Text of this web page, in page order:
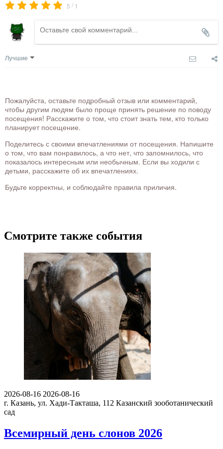
5 / 1
Лучшие
Пожалуйста, оставьте подробный отзыв или комментарий,
чтобы другим людям было проще принять решение по поводу
посещения! Расскажите о том, что стоит знать тем, кто только
планирует посещение.
Поделитесь с своими впечатлениями от посещения. Напишите
о том, что вам понравилось, а что нет, что запомнилось, что
показалось интересным или необычным. Если вы ходили с
детьми, расскажите об их впечатлениях.
Будьте корректны, и соблюдайте правила приличия.
Смотрите также события
2026-08-16 2026-08-16
г. Казань, ул. Хади-Такташа, 112 Казанский зооботанический
сад
Всемирный день слонов 2026